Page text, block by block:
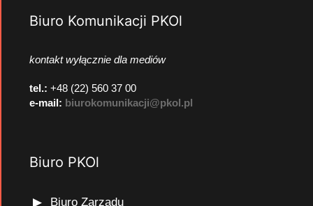
Biuro Komunikacji PKOl
kontakt wyłącznie dla mediów
tel.: +48 (22) 560 37 00
e-mail: biurokomunikacji@pkol.pl
Biuro PKOl
Biuro Zarządu